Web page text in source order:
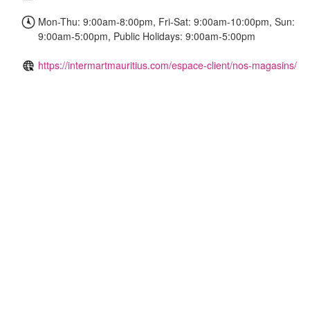
Mon-Thu: 9:00am-8:00pm, Fri-Sat: 9:00am-10:00pm, Sun:
9:00am-5:00pm, Public Holidays: 9:00am-5:00pm
https://intermartmauritius.com/espace-client/nos-magasins/